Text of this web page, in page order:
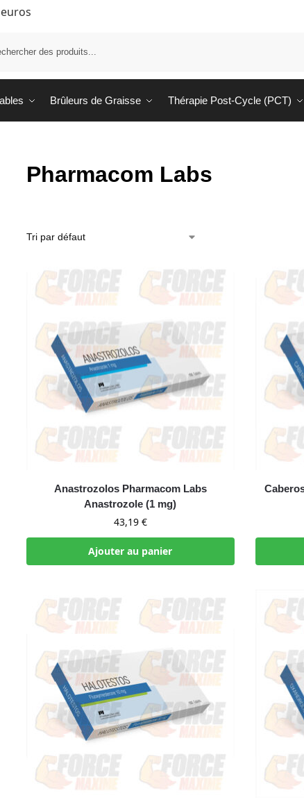
Brûleurs de Graisse Thérapie Post-Cycle (PCT)
Pharmacom Labs
Anastrozolos Pharmacom Labs
Anastrozole (1 mg)
43,19 €
Ajouter au panier